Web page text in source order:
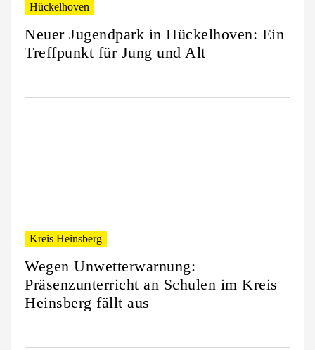
Hückelhoven
Neuer Jugendpark in Hückelhoven: Ein
Treffpunkt für Jung und Alt
Kreis Heinsberg
Wegen Unwetterwarnung:
Präsenzunterricht an Schulen im Kreis
Heinsberg fällt aus